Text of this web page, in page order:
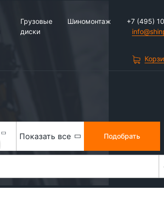
Грузовые
диски
Шиномонтаж
+7 (495)
Показать все Подобрать